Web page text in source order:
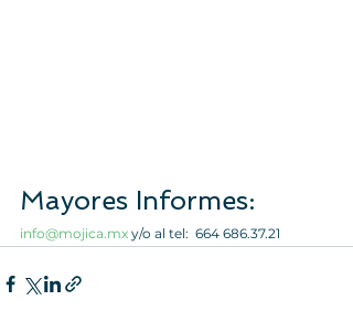
Mayores Informes:
info@mojica.mx y/o al tel:  664 686.37.21